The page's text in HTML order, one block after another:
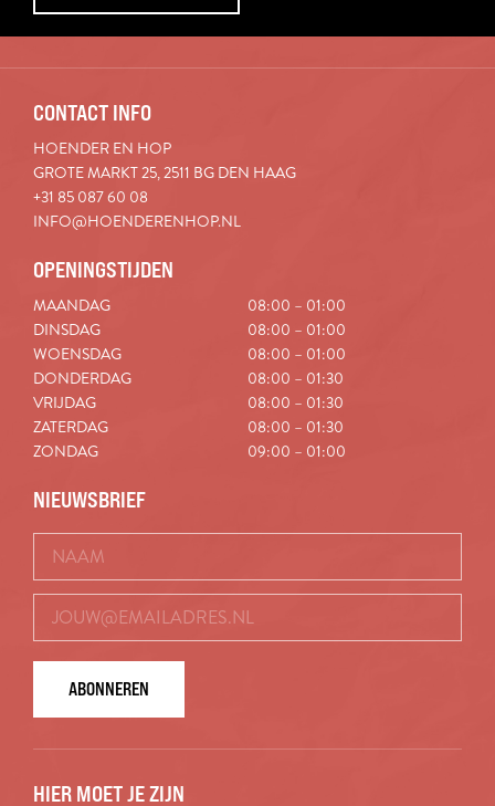
CONTACT INFO
HOENDER EN HOP
GROTE MARKT 25, 2511 BG DEN HAAG
+31 85 087 60 08
INFO@HOENDERENHOP.NL
OPENINGSTIJDEN
MAANDAG
08:00 – 01:00
DINSDAG
08:00 – 01:00
WOENSDAG
08:00 – 01:00
DONDERDAG
08:00 – 01:30
VRIJDAG
08:00 – 01:30
ZATERDAG
08:00 – 01:30
ZONDAG
09:00 – 01:00
NIEUWSBRIEF
ABONNEREN
HIER MOET JE ZIJN